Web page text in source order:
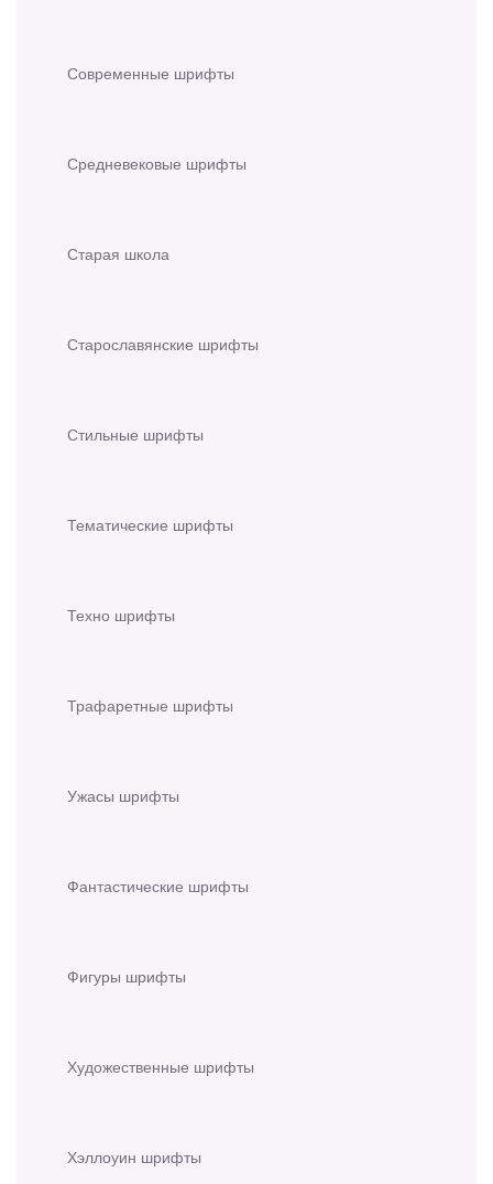
Современные шрифты
Средневековые шрифты
Старая школа
Старославянские шрифты
Стильные шрифты
Тематические шрифты
Техно шрифты
Трафаретные шрифты
Ужасы шрифты
Фантастические шрифты
Фигуры шрифты
Художественные шрифты
Хэллоуин шрифты